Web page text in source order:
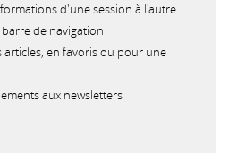
d'une session à l'autre
de navigation
articles, en favoris ou pour une
aux newsletters